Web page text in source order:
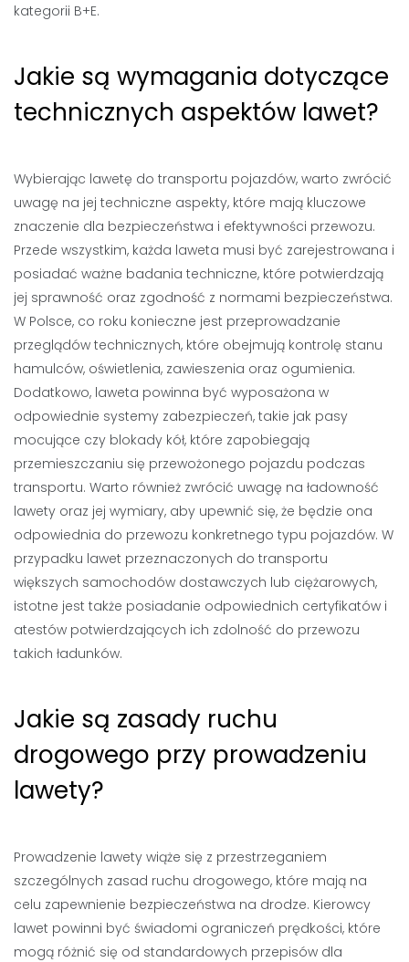
kategorii B+E.
Jakie są wymagania dotyczące
technicznych aspektów lawet?
Wybierając lawetę do transportu pojazdów, warto zwrócić
uwagę na jej techniczne aspekty, które mają kluczowe
znaczenie dla bezpieczeństwa i efektywności przewozu.
Przede wszystkim, każda laweta musi być zarejestrowana i
posiadać ważne badania techniczne, które potwierdzają
jej sprawność oraz zgodność z normami bezpieczeństwa.
W Polsce, co roku konieczne jest przeprowadzanie
przeglądów technicznych, które obejmują kontrolę stanu
hamulców, oświetlenia, zawieszenia oraz ogumienia.
Dodatkowo, laweta powinna być wyposażona w
odpowiednie systemy zabezpieczeń, takie jak pasy
mocujące czy blokady kół, które zapobiegają
przemieszczaniu się przewożonego pojazdu podczas
transportu. Warto również zwrócić uwagę na ładowność
lawety oraz jej wymiary, aby upewnić się, że będzie ona
odpowiednia do przewozu konkretnego typu pojazdów. W
przypadku lawet przeznaczonych do transportu
większych samochodów dostawczych lub ciężarowych,
istotne jest także posiadanie odpowiednich certyfikatów i
atestów potwierdzających ich zdolność do przewozu
takich ładunków.
Jakie są zasady ruchu
drogowego przy prowadzeniu
lawety?
Prowadzenie lawety wiąże się z przestrzeganiem
szczególnych zasad ruchu drogowego, które mają na
celu zapewnienie bezpieczeństwa na drodze. Kierowcy
lawet powinni być świadomi ograniczeń prędkości, które
mogą różnić się od standardowych przepisów dla